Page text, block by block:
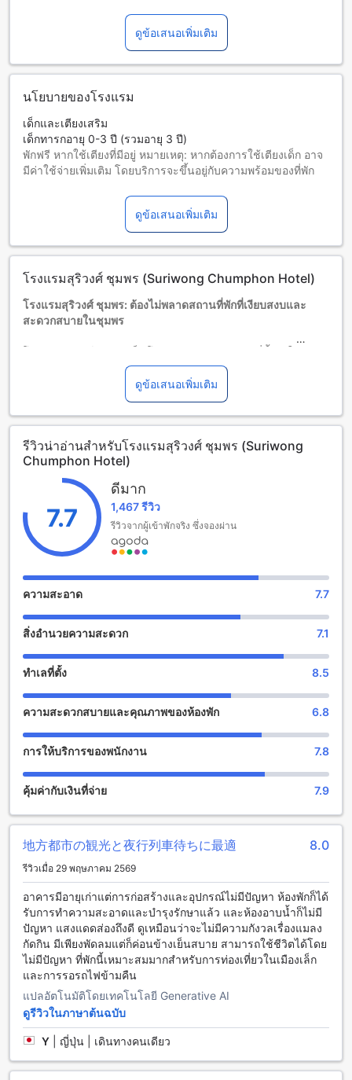
ดูข้อเสนอเพิ่มเติม
นโยบายของโรงแรม
เด็กและเตียงเสริม
เด็กทารกอายุ 0-3 ปี (รวมอายุ 3 ปี)
พักฟรี หากใช้เตียงที่มีอยู่ หมายเหตุ: หากต้องการใช้เตียงเด็ก อาจ
มีค่าใช้จ่ายเพิ่มเติม โดยบริการจะขึ้นอยู่กับความพร้อมของที่พัก
พักฟรีหากใช้เตียงที่มีอยู่แล้ว
ผู้เข้าพักอายุ 13 ปีขึ้นไปถือเป็นผู้ใหญ่
บริการเตียงเสริมขึ้นอยู่กับประเภทห้องที่เลือก กรุณาตรวจสอบ
จำนวนผู้เข้าพักที่กำหนดในแต่ละห้องสำหรับข้อมูลเพิ่มเติม
นโยบายที่แตกต่างหรือเงื่อนไขเพิ่มเติม
ดูข้อเสนอเพิ่มเติม
โรงแรมสุริวงศ์ ชุมพร (Suriwong Chumphon Hotel)
โรงแรมสุริวงศ์ ชุมพร: ต้องไม่พลาดสถานที่พักที่เงียบสงบและ
สะดวกสบายในชุมพร
ชุมพร ไทย โรงแรมนี้เปิดให้บริการตั้งแต่เวลา 02:00 น. เป็นต้น
ไป และเวลาเช็คเอาท์จนถึง 12:00 น. โรงแรมมีห้องพักทั้งหมด 79
ห้อง ที่พร้อมให้บริการคุณอย่างเต็มที่
สะดวกสบายที่โรงแรมสุริวงศ์ ชุมพร
โรงแรมสุริวงศ์ ชุมพร มีสิ่งอำนวยความสะดวกที่จะทำให้คุณรู้สึก
สบายใจและสะดวกสบายตลอดการเข้าพักของคุณ ที่นี่คุณจะได้
สัมผัสประสบการณ์ที่ดีที่สุดในการเข้าพักในห้องพักของคุณด้วย
บริการห้องพักตลอด 24 ชั่วโมง นอกจากนี้ยังมีบริการซักรีด
บริการห้องพัก และ Wi-Fi ในบริเวณสาธารณะ เพื่อให้คุณสามารถ
เชื่อมต่อกับโลกภายนอกได้ตลอดเวลา หากคุณสูบบุหรี่ ที่นี่ยังมี
พื้นที่สำหรับสูบบุหรี่ที่กำหนดไว้เฉพาะเพื่อความสะดวกสบายของ
สิ่งอำนวยความสะดวกในการเดินทางที่โรงแรมสุริวงศ์ ชุมพร
หลากหลายเพื่อให้คุณสามารถเดินทางไปยังโรงแรมได้อย่าง
สนามบินที่สะดวกและรวดเร็ว ทำให้คุณสามารถเดินทางไปยัง
โรงแรมได้อย่างสะดวกและไม่ยุ่งยาก
โรงแรมเอง และยังไม่มีค่าใช้จ่ายในการจอดรถ เพื่อให้คุณ
โดยไม่ต้องกังวลเรื่องการหาที่จอดรถ
โรงแรมสุริวงศ์ ชุมพร มีสิ่งอำนวยความสะดวกที่พร้อมให้บริการ
ในห้องพักอย่างครบครัน เพื่อให้คุณมีประสบการณ์การพักผ่อนที่
สะดวกสบาย ห้องพักทุกห้องมีระบบปรับอากาศเพื่อให้คุณสามารถ
ควบคุมอุณหภูมิในห้องได้อย่างสบายตัว นอกจากนี้ยังมีโทรทัศน์
ที่มาพร้อมกับช่องสัญญาณดาวเทียม/เคเบิลเพื่อให้คุณสามารถรับ
ชมความบันเทิงได้ตลอดเวลา และยังมีตู้เย็นเพื่อให้คุณเก็บเกี่ยว
ของว่างและเครื่องดื่มให้สดชื่นได้ตลอดเวลา
สัมผัสความอร่อยและความสะดวกสบายที่โรงแรมสุริวงศ์ ชุมพร
โรงแรมสุริวงศ์ ชุมพร มีสิ่งอำนวยความสะดวกในการรับประทาน
อาหารที่หลากหลายและคุณภาพสูง เพื่อให้แขกทุกคนสามารถ
สัมผัสความอร่อยและความสะดวกสบายได้ตลอด 24 ชั่วโมง
นอกจากนี้ยังมีบริการรูมเซอร์วิสในห้องที่พร้อมให้บริการตลอด
เวลา และการทำความสะอาดห้องประจำวันที่พร้อมให้บริการ
หากคุณหิวหายในช่วงเช้า โรงแรมสุริวงศ์ ชุมพร มีบุฟเฟ่ต์อาหาร
ดูข้อเสนอเพิ่มเติม
รีวิวน่าอ่านสำหรับโรงแรมสุริวงศ์ ชุมพร (Suriwong
Chumphon Hotel)
7.7
ดีมาก
1,467 รีวิว
รีวิวจากผู้เข้าพักจริง ซึ่งจองผ่าน
ความสะอาด 7.7
สิ่งอำนวยความสะดวก 7.1
ทำเลที่ตั้ง 8.5
ความสะดวกสบายและคุณภาพของห้องพัก 6.8
การให้บริการของพนักงาน 7.8
คุ้มค่ากับเงินที่จ่าย 7.9
地方都市の観光と夜行列車待ちに最適 8.0
รีวิวเมื่อ 29 พฤษภาคม 2569
อาคารมีอายุเก่าแต่การก่อสร้างและอุปกรณ์ไม่มีปัญหา ห้องพักก็ได้
รับการทำความสะอาดและบำรุงรักษาแล้ว และห้องอาบน้ำก็ไม่มี
ปัญหา แสงแดดส่องถึงดี ดูเหมือนว่าจะไม่มีความกังวลเรื่องแมลง
กัดกิน มีเพียงพัดลมแต่ก็ค่อนข้างเย็นสบาย สามารถใช้ชีวิตได้โดย
ไม่มีปัญหา ที่พักนี้เหมาะสมมากสำหรับการท่องเที่ยวในเมืองเล็ก
และการรอรถไฟข้ามคืน
แปลอัตโนมัติโดยเทคโนโลยี Generative AI
ดูรีวิวในภาษาต้นฉบับ
Y ญี่ปุ่น | เดินทางคนเดียว